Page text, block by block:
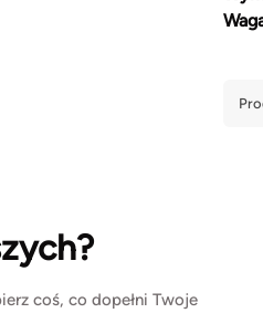
coś, co dopełni Twoje